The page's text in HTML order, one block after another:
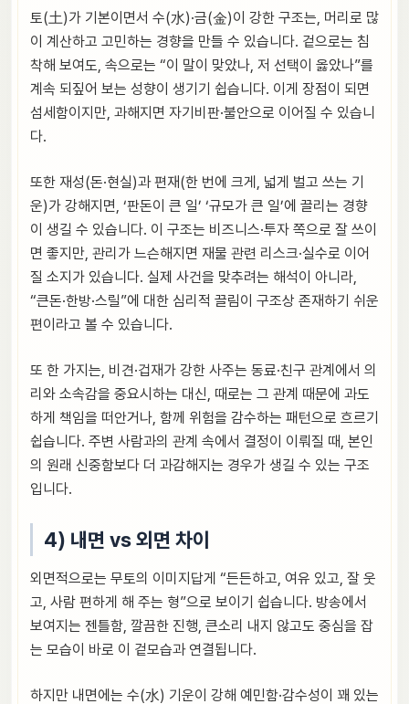
토(土)가 기본이면서 수(水)·금(金)이 강한 구조는, 머리로 많
이 계산하고 고민하는 경향을 만들 수 있습니다. 겉으로는 침
착해 보여도, 속으로는 “이 말이 맞았나, 저 선택이 옳았나”를
계속 되짚어 보는 성향이 생기기 쉽습니다. 이게 장점이 되면
섬세함이지만, 과해지면 자기비판·불안으로 이어질 수 있습니
다.
또한 재성(돈·현실)과 편재(한 번에 크게, 넓게 벌고 쓰는 기
운)가 강해지면, ‘판돈이 큰 일’ ‘규모가 큰 일’에 끌리는 경향
이 생길 수 있습니다. 이 구조는 비즈니스·투자 쪽으로 잘 쓰이
면 좋지만, 관리가 느슨해지면 재물 관련 리스크·실수로 이어
질 소지가 있습니다. 실제 사건을 맞추려는 해석이 아니라,
“큰돈·한방·스릴”에 대한 심리적 끌림이 구조상 존재하기 쉬운
편이라고 볼 수 있습니다.
또 한 가지는, 비견·겁재가 강한 사주는 동료·친구 관계에서 의
리와 소속감을 중요시하는 대신, 때로는 그 관계 때문에 과도
하게 책임을 떠안거나, 함께 위험을 감수하는 패턴으로 흐르기
쉽습니다. 주변 사람과의 관계 속에서 결정이 이뤄질 때, 본인
의 원래 신중함보다 더 과감해지는 경우가 생길 수 있는 구조
입니다.
4) 내면 vs 외면 차이
외면적으로는 무토의 이미지답게 “든든하고, 여유 있고, 잘 웃
고, 사람 편하게 해 주는 형”으로 보이기 쉽습니다. 방송에서
보여지는 젠틀함, 깔끔한 진행, 큰소리 내지 않고도 중심을 잡
는 모습이 바로 이 겉모습과 연결됩니다.
하지만 내면에는 수(水) 기운이 강해 예민함·감수성이 꽤 있는